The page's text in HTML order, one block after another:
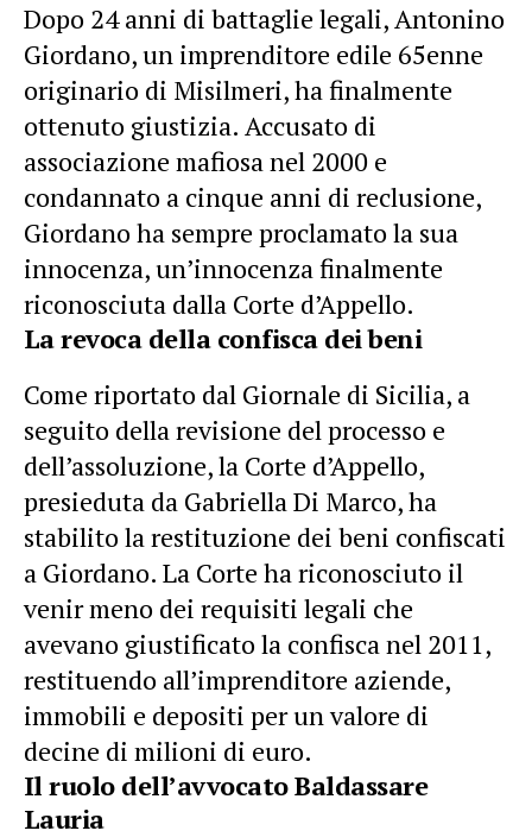
Dopo 24 anni di battaglie legali, Antonino
Giordano, un imprenditore edile 65enne
originario di Misilmeri, ha finalmente
ottenuto giustizia. Accusato di
associazione mafiosa nel 2000 e
condannato a cinque anni di reclusione,
Giordano ha sempre proclamato la sua
innocenza, un’innocenza finalmente
riconosciuta dalla Corte d’Appello.
La revoca della confisca dei beni
Come riportato dal Giornale di Sicilia, a
seguito della revisione del processo e
dell’assoluzione, la Corte d’Appello,
presieduta da Gabriella Di Marco, ha
stabilito la restituzione dei beni confiscati
a Giordano. La Corte ha riconosciuto il
venir meno dei requisiti legali che
avevano giustificato la confisca nel 2011,
restituendo all’imprenditore aziende,
immobili e depositi per un valore di
decine di milioni di euro.
Il ruolo dell’avvocato Baldassare
Lauria